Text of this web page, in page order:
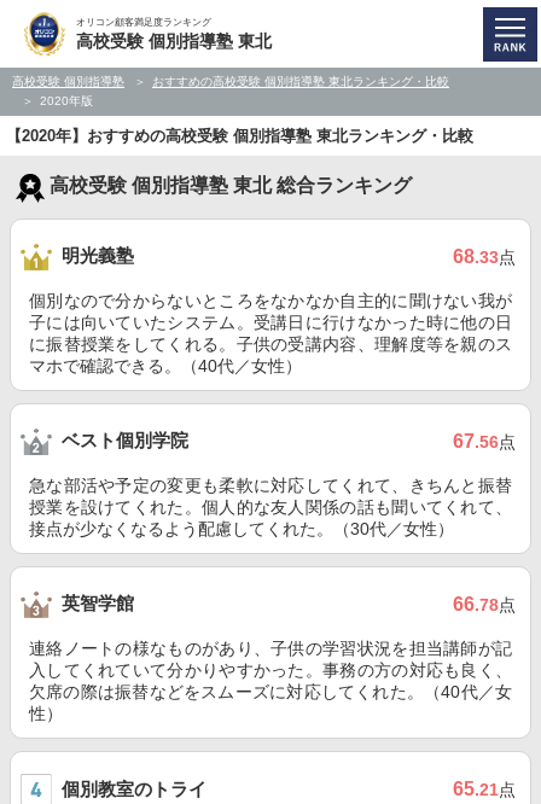
オリコン顧客満足度ランキング
高校受験 個別指導塾 東北
高校受験 個別指導塾
おすすめの高校受験 個別指導塾 東北ランキング・比較
2020年版
【2020年】おすすめの高校受験 個別指導塾 東北ランキング・比較
高校受験 個別指導塾 東北 総合ランキング
明光義塾 68.33点
個別なので分からないところをなかなか自主的に聞けない我が
子には向いていたシステム。受講日に行けなかった時に他の日
に振替授業をしてくれる。子供の受講内容、理解度等を親のス
マホで確認できる。（40代／女性）
ベスト個別学院 67.56点
急な部活や予定の変更も柔軟に対応してくれて、きちんと振替
授業を設けてくれた。個人的な友人関係の話も聞いてくれて、
接点が少なくなるよう配慮してくれた。（30代／女性）
英智学館 66.78点
連絡ノートの様なものがあり、子供の学習状況を担当講師が記
入してくれていて分かりやすかった。事務の方の対応も良く、
欠席の際は振替などをスムーズに対応してくれた。（40代／女
性）
個別教室のトライ 65.21点